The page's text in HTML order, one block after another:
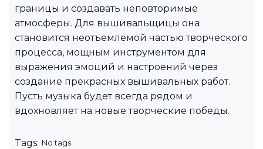
границы и создавать неповторимые
атмосферы. Для вышивальщицы она
становится неотъемлемой частью творческого
процесса, мощным инструментом для
выражения эмоций и настроений через
создание прекрасных вышивальных работ.
Пусть музыка будет всегда рядом и
вдохновляет на новые творческие победы.
Tags: No tags